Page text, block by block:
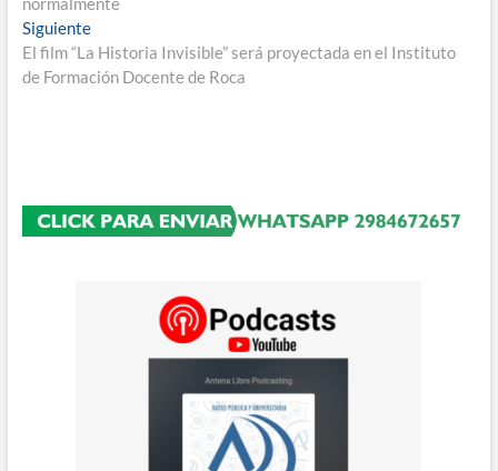
SiguienteEntrada
siguiente:
El film “La Historia Invisible” será proyectada en el Instituto
de Formación Docente de Roca